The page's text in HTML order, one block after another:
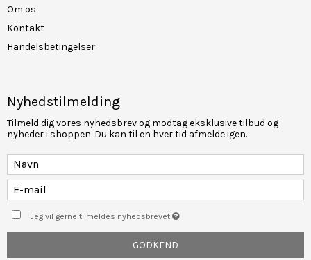
Om os
Kontakt
Handelsbetingelser
Nyhedstilmelding
Tilmeld dig vores nyhedsbrev og modtag eksklusive tilbud og
nyheder i shoppen. Du kan til en hver tid afmelde igen.
Jeg vil gerne tilmeldes nyhedsbrevet
GODKEND